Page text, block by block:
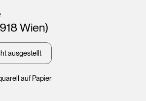
auf Papier
Wien)
ausgestellt